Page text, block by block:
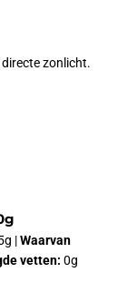
zonlicht.
|Waarvan
vetten: 0g